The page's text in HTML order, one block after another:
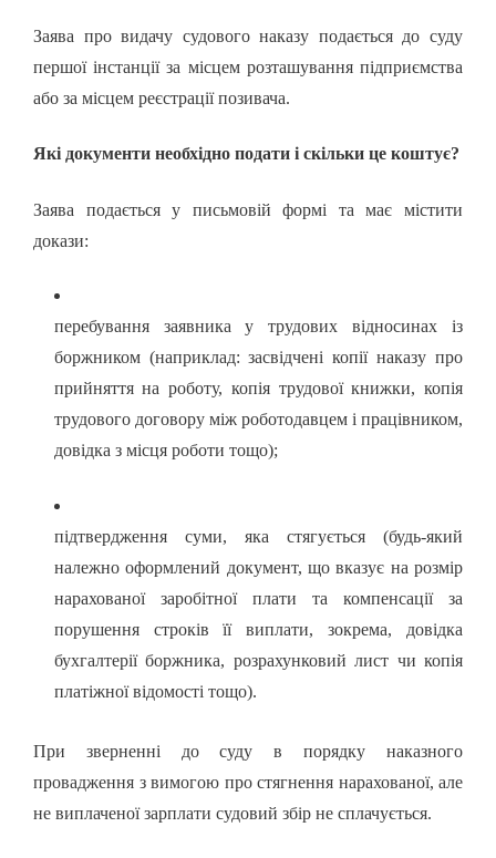
Заява про видачу судового наказу подається до суду
першої інстанції за місцем розташування підприємства
або за місцем реєстрації позивача.
Які документи необхідно подати і скільки це коштує?
Заява подається у письмовій формі та має містити
докази:
перебування заявника у трудових відносинах із
боржником (наприклад: засвідчені копії наказу про
прийняття на роботу, копія трудової книжки, копія
трудового договору між роботодавцем і працівником,
довідка з місця роботи тощо);
підтвердження суми, яка стягується (будь-який
належно оформлений документ, що вказує на розмір
нарахованої заробітної плати та компенсації за
порушення строків її виплати, зокрема, довідка
бухгалтерії боржника, розрахунковий лист чи копія
платіжної відомості тощо).
При зверненні до суду в порядку наказного
провадження з вимогою про стягнення нарахованої, але
не виплаченої зарплати судовий збір не сплачується.